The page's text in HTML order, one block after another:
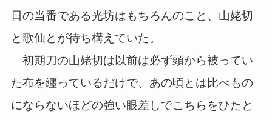
日の当番である光坊はもちろんのこと、山姥切
と歌仙とが待ち構えていた。
初期刀の山姥切は以前は必ず頭から被ってい
た布を纏っているだけで、あの頃とは比べもの
にならないほどの強い眼差しでこちらをひたと